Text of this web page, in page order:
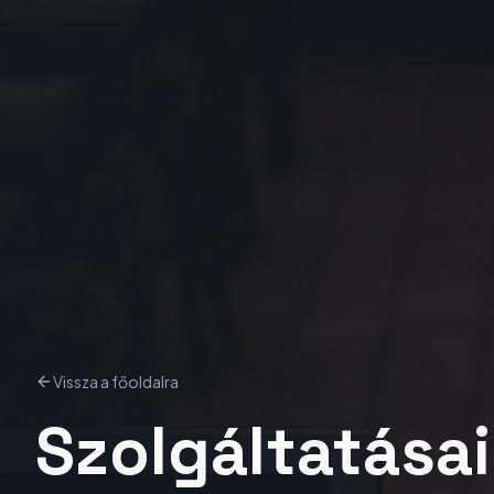
Vissza a főoldalra